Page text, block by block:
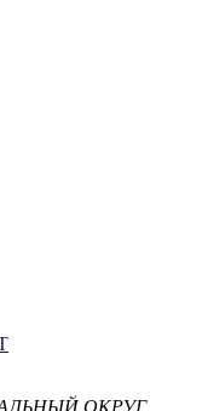
ОКРУГ